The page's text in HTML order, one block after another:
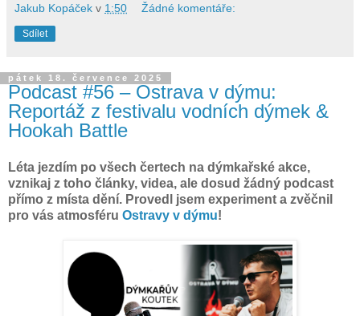
Jakub Kopáček v 1:50 Žádné komentáře:
Sdílet
pátek 18. července 2025
Podcast #56 – Ostrava v dýmu:
Reportáž z festivalu vodních dýmek &
Hookah Battle
Léta jezdím po všech čertech na dýmkařské akce,
vznikaj z toho články, videa, ale dosud žádný podcast
přímo z místa dění. Provedl jsem experiment a zvěčnil
pro vás atmosféru Ostravy v dýmu!